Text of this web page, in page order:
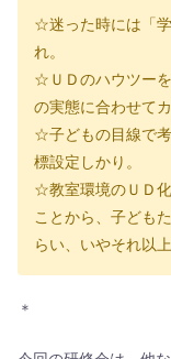
☆迷った時には「
れ。
☆ＵＤのハウツー
の実態に合わせて
☆子どもの目線で
標設定しかり。
☆教室環境のＵＤ
ことから、子ども
らい、いやそれ以上
＊